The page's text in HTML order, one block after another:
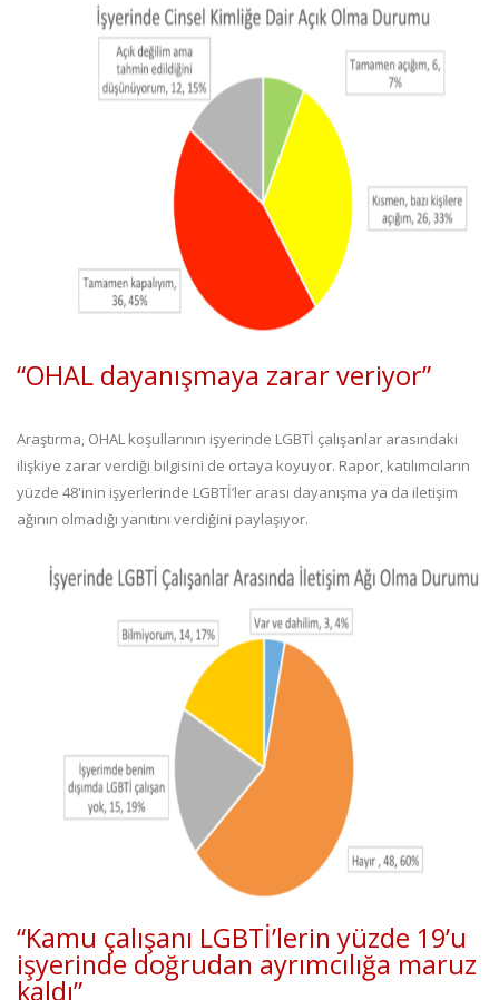
“OHAL dayanışmaya zarar veriyor”
Araştırma, OHAL koşullarının işyerinde LGBTİ çalışanlar arasındaki
ilişkiye zarar verdiği bilgisini de ortaya koyuyor. Rapor, katılımcıların
yüzde 48'inin işyerlerinde LGBTİ’ler arası dayanışma ya da iletişim
ağının olmadığı yanıtını verdiğini paylaşıyor.
“Kamu çalışanı LGBTİ’lerin yüzde 19’u
işyerinde doğrudan ayrımcılığa maruz
kaldı”